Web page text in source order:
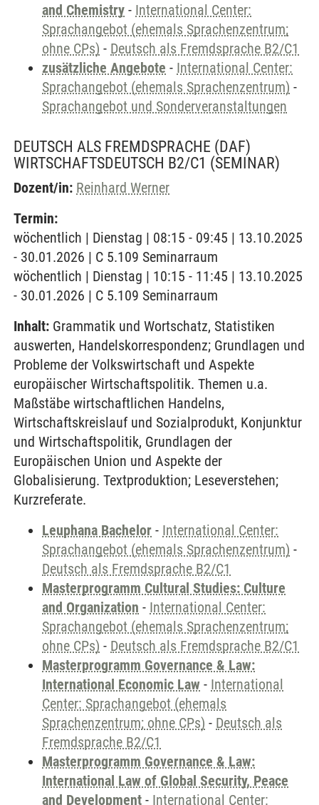
and Chemistry - International Center:
Sprachangebot (ehemals Sprachenzentrum;
ohne CPs) - Deutsch als Fremdsprache B2/C1
zusätzliche Angebote - International Center:
Sprachangebot (ehemals Sprachenzentrum) -
Sprachangebot und Sonderveranstaltungen
DEUTSCH ALS FREMDSPRACHE (DAF)
WIRTSCHAFTSDEUTSCH B2/C1 (SEMINAR)
Dozent/in: Reinhard Werner
Termin:
wöchentlich | Dienstag | 08:15 - 09:45 | 13.10.2025
- 30.01.2026 | C 5.109 Seminarraum
wöchentlich | Dienstag | 10:15 - 11:45 | 13.10.2025
- 30.01.2026 | C 5.109 Seminarraum
Inhalt: Grammatik und Wortschatz, Statistiken
auswerten, Handelskorrespondenz; Grundlagen und
Probleme der Volkswirtschaft und Aspekte
europäischer Wirtschaftspolitik. Themen u.a.
Maßstäbe wirtschaftlichen Handelns,
Wirtschaftskreislauf und Sozialprodukt, Konjunktur
und Wirtschaftspolitik, Grundlagen der
Europäischen Union und Aspekte der
Globalisierung. Textproduktion; Leseverstehen;
Kurzreferate.
Leuphana Bachelor - International Center:
Sprachangebot (ehemals Sprachenzentrum) -
Deutsch als Fremdsprache B2/C1
Masterprogramm Cultural Studies: Culture
and Organization - International Center:
Sprachangebot (ehemals Sprachenzentrum;
ohne CPs) - Deutsch als Fremdsprache B2/C1
Masterprogramm Governance & Law:
International Economic Law - International
Center: Sprachangebot (ehemals
Sprachenzentrum; ohne CPs) - Deutsch als
Fremdsprache B2/C1
Masterprogramm Governance & Law:
International Law of Global Security, Peace
and Development - International Center: